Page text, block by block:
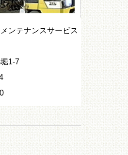
ンテナンスサービス
1-7